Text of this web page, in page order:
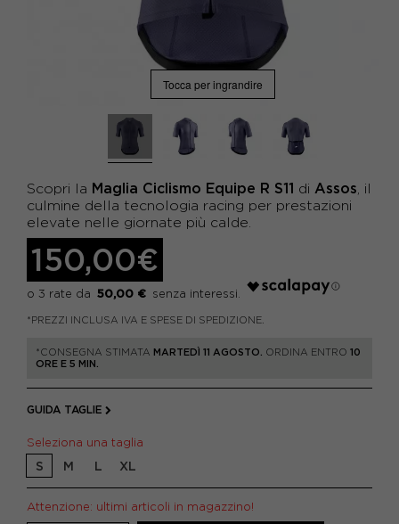
Tocca per ingrandire
Scopri la Maglia Ciclismo Equipe R S11 di Assos , il
culmine della tecnologia racing per prestazioni
elevate nelle giornate più calde.
150,00€
50,00 €
*PREZZI INCLUSA IVA E SPESE DI SPEDIZIONE.
*CONSEGNA STIMATA MARTEDÌ 11 AGOSTO. ORDINA ENTRO 10
ORE E 5 MIN.
GUIDA TAGLIE
Seleziona una taglia
S M L XL
Attenzione: ultimi articoli in magazzino!